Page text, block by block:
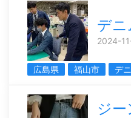
デニ
2024-
広島県 福山市 デ
ジ